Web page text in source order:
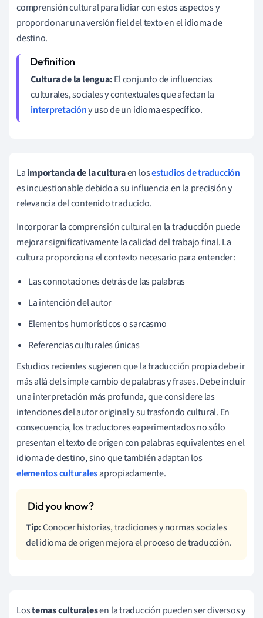
comprensión cultural para lidiar con estos aspectos y
proporcionar una versión fiel del texto en el idioma de
destino.
Cultura de la lengua:El conjunto de influencias
culturales, sociales y contextuales que afectan la
interpretacióny uso de un idioma específico.
Laimportancia de la culturaen losestudios de traducción
es incuestionable debido a su influencia en la precisión y
relevancia del contenido traducido.
Incorporar la comprensión cultural en la traducción puede
mejorar significativamente la calidad del trabajo final. La
cultura proporciona el contexto necesario para entender:
Las connotaciones detrás de las palabras
La intención del autor
Elementos humorísticos o sarcasmo
Referencias culturales únicas
Estudios recientes sugieren que la traducción propia debe ir
más allá del simple cambio de palabras y frases. Debe incluir
una interpretación más profunda, que considere las
intenciones del autor original y su trasfondo cultural. En
consecuencia, los traductores experimentados no sólo
presentan el texto de origen con palabras equivalentes en el
idioma de destino, sino que también adaptan los
elementos culturalesapropiadamente.
Tip:Conocer historias, tradiciones y normas sociales
del idioma de origen mejora el proceso de traducción.
Lostemas culturalesen la traducción pueden ser diversos y